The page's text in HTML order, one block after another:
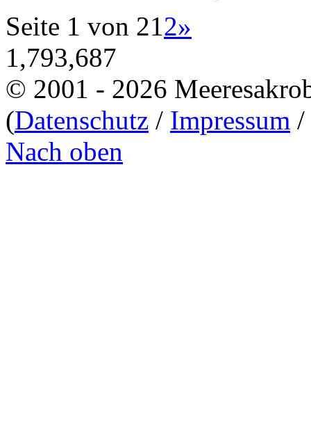
Seite 1 von 212»
1,793,687
© 2001 - 2026
(Datenschutz / Impressum /
Nach oben